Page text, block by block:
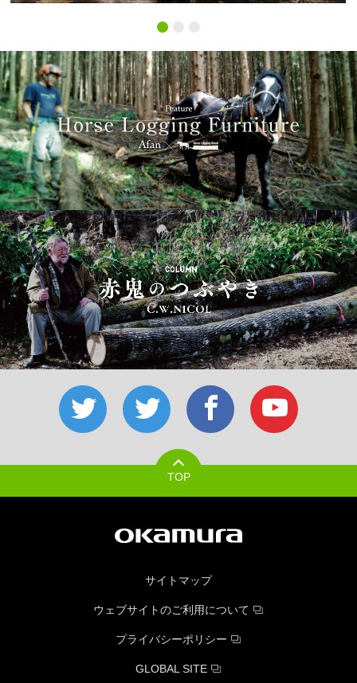
TOP
サイトマップ
ウェブサイトのご利用について
プライバシーポリシー
GLOBAL SITE